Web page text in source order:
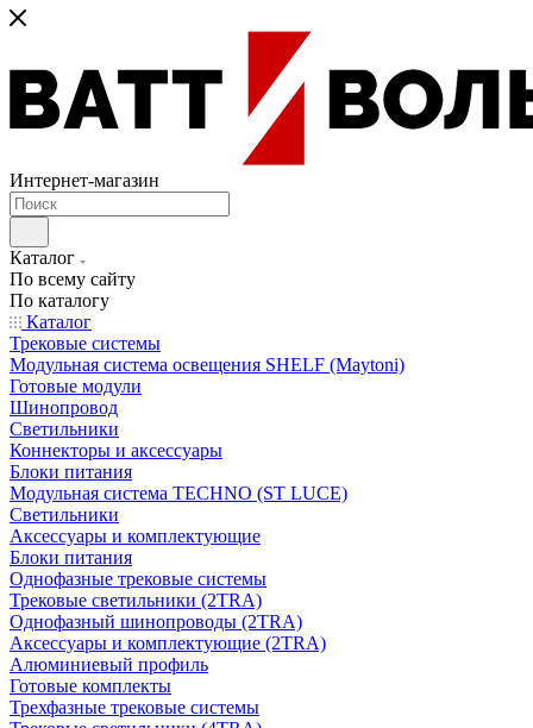
Интернет-магазин
Каталог
По всему сайту
По каталогу
Каталог
Трековые системы
Модульная система освещения SHELF (Maytoni)
Готовые модули
Шинопровод
Светильники
Коннекторы и аксессуары
Блоки питания
Модульная система TECHNO (ST LUCE)
Светильники
Аксессуары и комплектующие
Блоки питания
Однофазные трековые системы
Трековые светильники (2TRA)
Однофазный шинопроводы (2TRA)
Аксессуары и комплектующие (2TRA)
Алюминиевый профиль
Готовые комплекты
Трехфазные трековые системы